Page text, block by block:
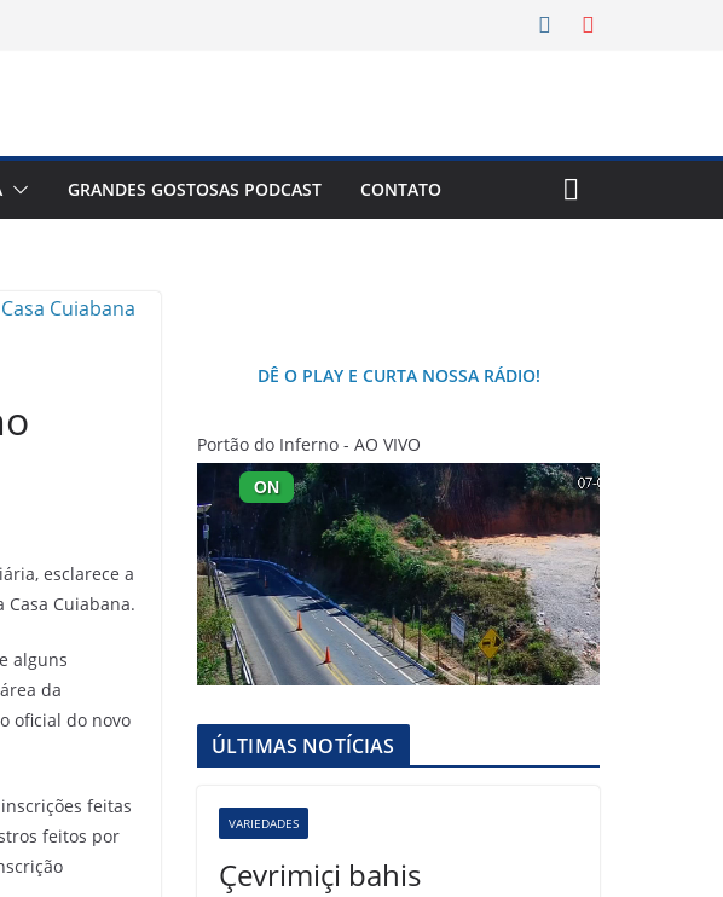
GRANDES GOSTOSAS PODCAST CONTATO
esclarece a
Cuiabana.
alguns
da
oficial do novo
feitas
feitos por
DÊ O PLAY E CURTA NOSSA RÁDIO!
Portão do Inferno - AO VIVO
ÚLTIMAS NOTÍCIAS
VARIEDADES
Çevrimiçi bahis